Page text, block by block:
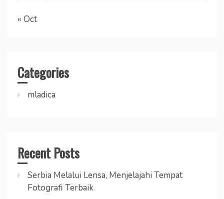
« Oct
Categories
mladica
Recent Posts
Serbia Melalui Lensa, Menjelajahi Tempat
Fotografi Terbaik